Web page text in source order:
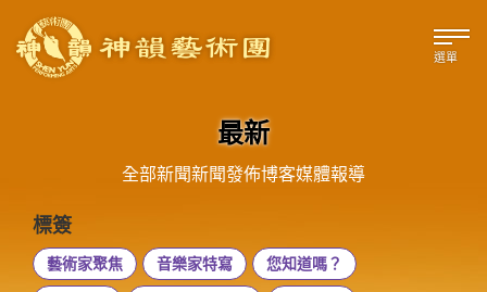
選單
最新
全部新聞新聞發佈博客媒體報導
標簽
藝術家聚焦 音樂家特寫 您知道嗎？